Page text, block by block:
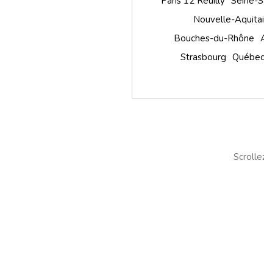
Nouvelle-
Bouches-du-Rhône
Strasbourg Québec